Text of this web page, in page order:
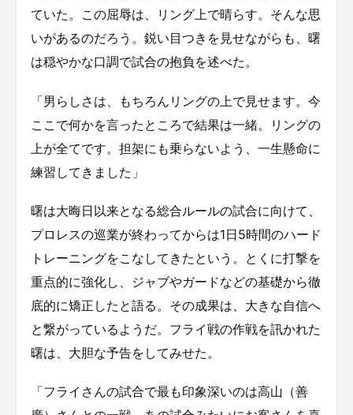
ていた。この屈辱は、リング上で晴らす。そんな思
いがあるのだろう。鋭い目つきを見せながらも、曙
は穏やかな口調で試合の抱負を述べた。
「男らしさは、もちろんリングの上で見せます。今
ここで何かを言ったところで結果は一緒。リングの
上が全てです。担架にも乗らないよう、一生懸命に
練習してきました」
曙は大晦日以来となる総合ルールの試合に向けて、
プロレスの巡業が終わってからは1日5時間のハード
トレーニングをこなしてきたという。とくに打撃を
重点的に強化し、ジャブやガードなどの基礎から徹
底的に矯正したと語る。その成果は、大きな自信へ
と繋がっているようだ。フライ戦の作戦を訊かれた
曙は、大胆な予告をしてみせた。
「フライさんの試合で最も印象深いのは高山（善